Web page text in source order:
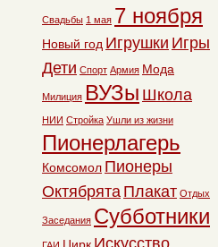
Свадьбы 1 мая 7 ноября
Новый год Игрушки Игры
Дети Спорт Армия Мода
Милиция ВУЗы Школа
НИИ Стройка Ушли из жизни
Пионерлагерь
Комсомол Пионеры
Октябрята Плакат Отдых
Заседания Субботники
Искусство